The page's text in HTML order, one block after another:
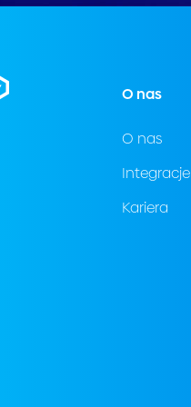
O nas
O nas
Integracje
Kariera